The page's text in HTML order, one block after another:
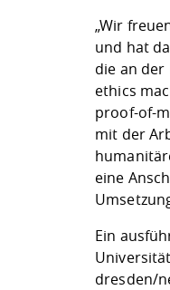
„Wir
und hat
die an
ethics
proof-of-
mit der
eine
Ein
dresden/